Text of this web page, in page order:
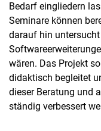
Bedarf eingliedern
Seminare können
darauf hin
wären. Das Projekt
didaktisch begleitet
dieser Beratung und
ständig verbessert